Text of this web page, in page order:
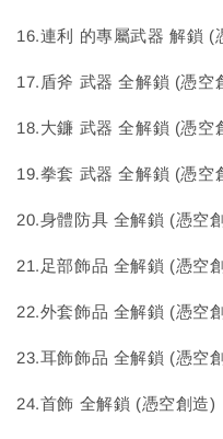
16.連利 的專屬武器 解鎖 (
17.盾斧 武器 全解鎖 (憑空
18.大鐮 武器 全解鎖 (憑空
19.拳套 武器 全解鎖 (憑空
20.身體防具 全解鎖 (憑空
21.足部飾品 全解鎖 (憑空
22.外套飾品 全解鎖 (憑空
23.耳飾飾品 全解鎖 (憑空
24.首飾 全解鎖 (憑空創造)